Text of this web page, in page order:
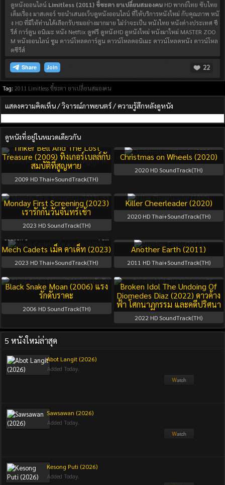
ดูหนังออนไลน์ Limitless (2011) ชี้ชะตา ยาเปลี่ยนสมองคน HD พากย์ไทย ซับไทย
เต็มเรื่อง มาสเตอร์ ขอนำเสนอเว็บดูหนังออนไลน์ ที่ให้บริการหนังใหม่ กับคุณภาพ หนั
ง HD ที่มีให้ท่านได้เลือกรับชมอย่างมากมาย ไม่ว่าจะเป็น หนังไทย หนังต่างประเทศ ซี
รีส์ การ์ตูน อนิเมะ หนัง Netflix ดูฟรี ดูหนังHD ดูหนังใหม่ หนังมาใหม่ MASTER ZOO
M หนังออนไลน์ ซูม ดาวน์โหลดการ์ตูน ดาวน์โหลดอนิเมะ ดาวน์โหลดหนัง ดาวน์โหล
ดซีรีส์
Join 22
Tag: 2011 Limitless ชี้ชะตา ยาเปลี่ยนสมองคน
แสดงความคิดเห็น / วิจารณ์ภาพยนตร์ / ความรู้สึกหลังดูหนัง
ดูหนังที่อยู่ในหมวดเดียวกัน
Tinker Bell And The Lost
Treasure (2009) ทิงเกอร์เบลล์กับ
สมบัติที่สูญหาย
2009 HD Thai+SoundTrack(TH)
Christmas on Wheels (2020)
2020 HD SoundTrack(TH)
Monday First Screening (2023)
เรารักกันวันจันทร์เช้า
2023 HD SoundTrack(TH)
Killer Cheerleader (2020)
2020HD Thai+SoundTrack(TH)
Season 1 Full
Mech Cadets เม็ค คาเด็ท (2023)
2023 HD Thai+SoundTrack(TH)
Another Earth (2011)
2011 HD Thai+SoundTrack(TH)
Black Snake Moan (2006) แรง
รักดับราคะ
2006 HD SoundTrack(TH)
Broken Idol The Undoing Of
Diomedes Diaz (2022) ดาวค้าง
ฟ้า โศกนาฏกรรม และคดีปริศนา
2022 HD SoundTrack(TH)
5 หนังใหม่ล่าสุด
Abot Langit (2026)
Added Today.
Sawsawan (2026)
Added Today.
Kesong Puti (2026)
Added Today.